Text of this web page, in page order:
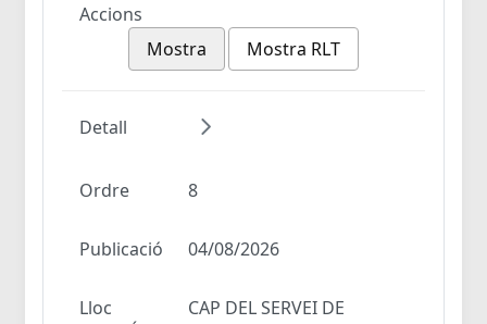
Accions
Mostra
Mostra RLT
Detall
Ordre 8
Publicació 04/08/2026
Lloc
CAP DEL SERVEI DE